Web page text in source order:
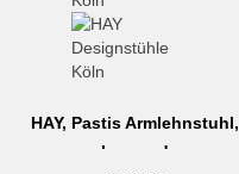
HAY, Pastis Armlehnstuhl,
barn red